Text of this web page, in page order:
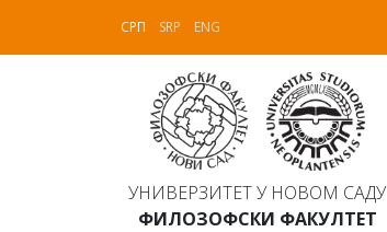
СРП SRP ENG
УНИВЕРЗИТЕТ У НОВОМ САДУ
ФИЛОЗОФСКИ ФАКУЛТЕТ